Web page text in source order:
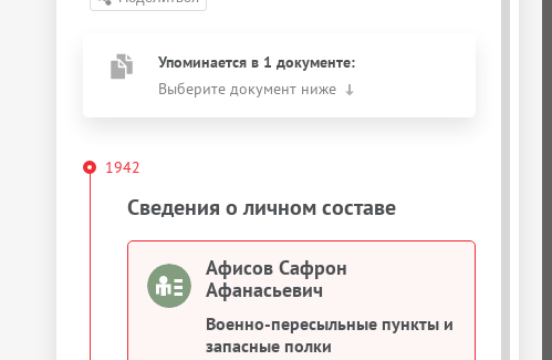
Упоминается в 1 документе:
Выберите документ ниже
1942
Сведения о личном составе
Афисов Сафрон
Афанасьевич
Военно-пересыльные пункты и
запасные полки